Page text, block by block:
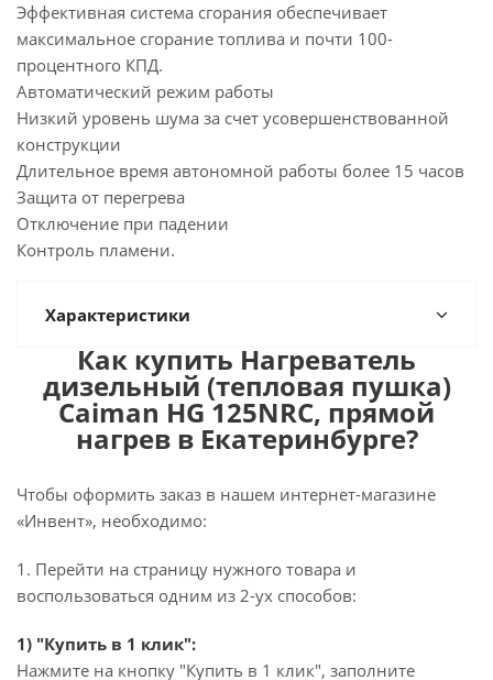
Эффективная система сгорания обеспечивает
максимальное сгорание топлива и почти 100-
процентного КПД.
Автоматический режим работы
Низкий уровень шума за счет усовершенствованной
конструкции
Длительное время автономной работы более 15 часов
Защита от перегрева
Отключение при падении
Контроль пламени.
Характеристики
Как купить Нагреватель
дизельный (тепловая пушка)
Caiman HG 125NRC, прямой
нагрев в Екатеринбурге?
Чтобы оформить заказ в нашем интернет-магазине
«Инвент», необходимо:
1. Перейти на страницу нужного товара и
воспользоваться одним из 2-ух способов:
1) "Купить в 1 клик":
Нажмите на кнопку "Купить в 1 клик", заполните